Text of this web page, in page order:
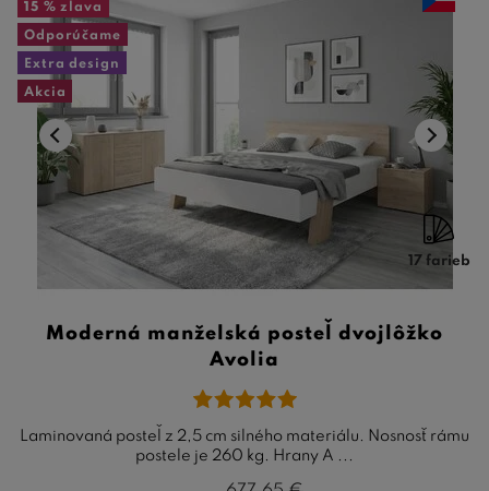
15 % zľava
Odporúčame
Extra design
Akcia
17 farieb
Moderná manželská posteľ dvojlôžko
Avolia
Laminovaná posteľ z 2,5 cm silného materiálu. Nosnosť rámu
postele je 260 kg. Hrany A ...